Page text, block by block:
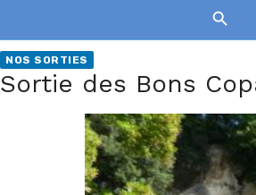
NOS SORTIES
Sortie des Bons